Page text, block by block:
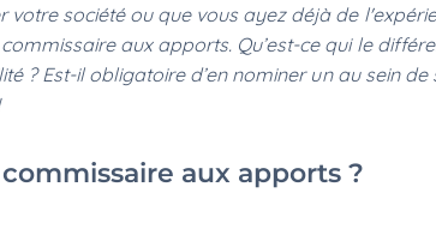
votre société ou que vous ayez déjà de
aux apports. Qu’est-ce qui le
? Est-il obligatoire d’en nominer un au sein
aux apports ?